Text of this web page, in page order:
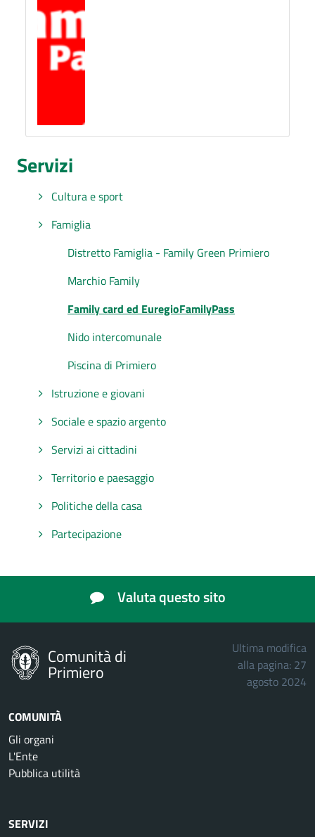
Servizi
Cultura e sport
Famiglia
Distretto Famiglia - Family Green Primiero
Marchio Family
Family card ed EuregioFamilyPass
Nido intercomunale
Piscina di Primiero
Istruzione e giovani
Sociale e spazio argento
Servizi ai cittadini
Territorio e paesaggio
Politiche della casa
Partecipazione
Valuta questo sito
Comunità di
Primiero
Ultima modifica
alla pagina: 27
agosto 2024
COMUNITÀ
Gli organi
L'Ente
Pubblica utilità
SERVIZI